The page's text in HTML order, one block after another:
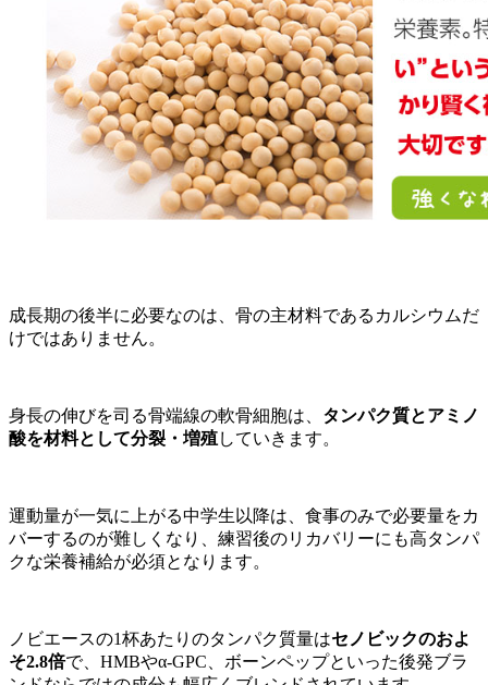
成長期の後半に必要なのは、骨の主材料であるカルシウムだ
けではありません。
身長の伸びを司る骨端線の軟骨細胞は、 タンパク質とアミノ
酸を材料として分裂・増殖していきます。
運動量が一気に上がる中学生以降は、食事のみで必要量をカ
バーするのが難しくなり、練習後のリカバリーにも高タンパ
クな栄養補給が必須となります。
ノビエースの1杯あたりのタンパク質量はセノビックのおよ
そ2.8倍で、HMBやα-GPC、ボーンペップといった後発ブラ